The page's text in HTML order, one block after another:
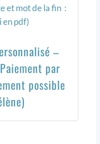
et mot de la fin :
en pdf)
–
par
possible